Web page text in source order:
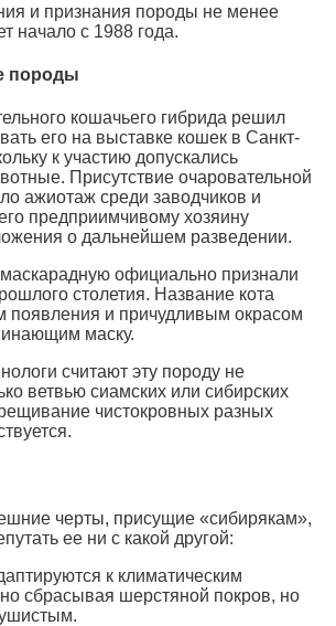
и признания породы не менее
начало с 1988 года.
породы
кошачьего гибрида решил
его на выставке кошек в Санкт-
к участию допускались
Присутствие очаровательной
ажиотаж среди заводчиков и
предприимчивому хозяину
о дальнейшем разведении.
официально признали
столетия. Название кота
появления и причудливым окрасом
маску.
считают эту породу не
ветвью сиамских или сибирских
чистокровных разных
черты, присущие «сибирякам»,
ее ни с какой другой:
к климатическим
сбрасывая шерстяной покров, но